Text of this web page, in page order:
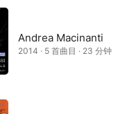
Andrea Macinanti
2014 · 5 首曲目 · 23 分钟